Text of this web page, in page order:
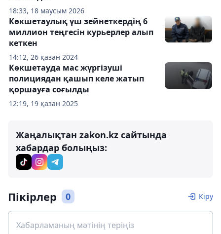
18:33, 18 маусым 2026
14:12, 26 қазан 2024
Көкшетаулық үш зейнеткердің 6
миллион теңгесін курьерлер алып
кеткен
12:19, 19 қазан 2025
Көкшетауда мас жүргізуші
полициядан қашып келе жатып
қоршауға соғылды
Жаңалықтан zakon.kz сайтында
хабардар болыңыз:
Пікірлер 0 Кіру